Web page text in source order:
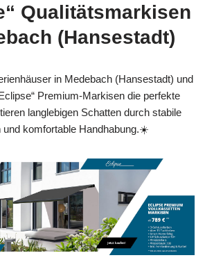
Qualitätsmarkisen
(Hansestadt)
in Medebach (Hansestadt) und
Premium-Markisen die perfekte
langlebigen Schatten durch stabile
und komfortable Handhabung.☀️